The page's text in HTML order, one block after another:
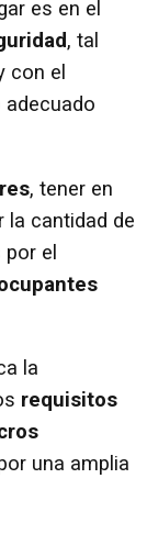
es en el
, tal
con el
adecuado
, tener en
la cantidad de
por el
la
requisitos
una amplia